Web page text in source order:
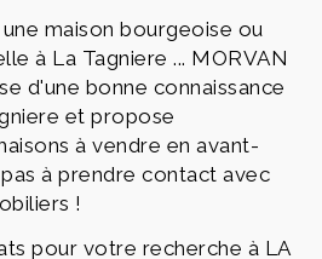
maison bourgeoise ou
à La Tagniere ... MORVAN
d'une bonne connaissance
et propose
à vendre en avant-
à prendre contact avec
!
pour votre recherche à LA